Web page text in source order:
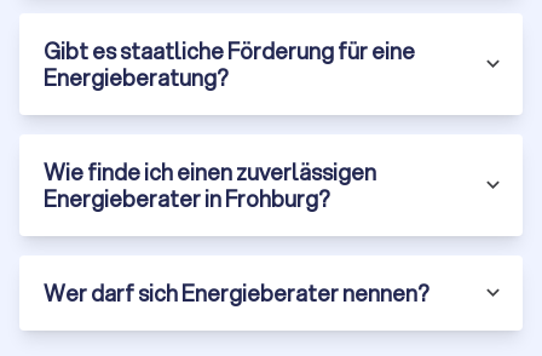
Hersteller oder Dienstleister gebunden. Daher können sie
eine objektive und neutrale Beratung anbieten. Dies stellt
sicher, dass die empfohlenen Maßnahmen ausschließlich im
Interesse des Kunden und der Energieeffizienz stehen.
Trustlocal hilft bei Ihrer Energieberatung in
Frohburg
Eine effiziente Energieberatung ist entscheidend, um Ihr
kostensparend zu gestalten. Von der Analyse Ihres
Gibt es staatliche Förderung für eine
Energieberatung?
Wie finde ich einen zuverlässigen
Energieberater in Frohburg?
Wer darf sich Energieberater nennen?